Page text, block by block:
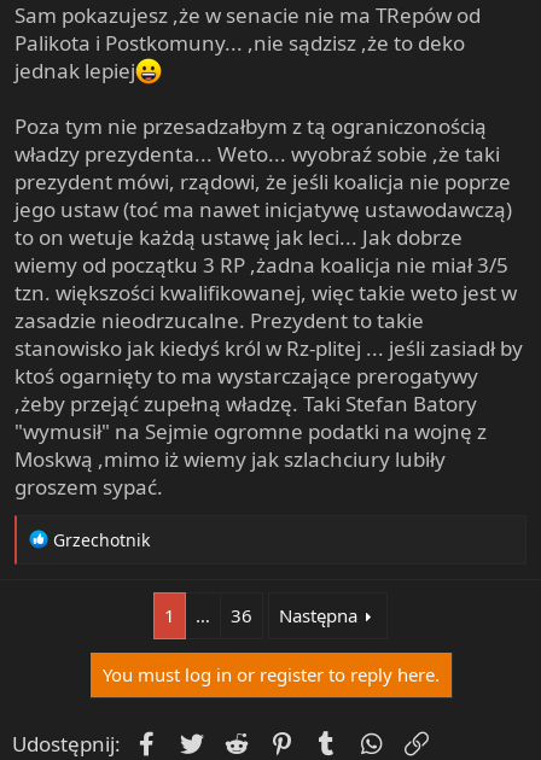
Sam pokazujesz ,że w senacie nie ma TRepów od
Palikota i Postkomuny... ,nie sądzisz ,że to deko
jednak lepiej
Poza tym nie przesadzałbym z tą ograniczonością
władzy prezydenta... Weto... wyobraź sobie ,że taki
prezydent mówi, rządowi, że jeśli koalicja nie poprze
jego ustaw (toć ma nawet inicjatywę ustawodawczą)
to on wetuje każdą ustawę jak leci... Jak dobrze
wiemy od początku 3 RP ,żadna koalicja nie miał 3/5
tzn. większości kwalifikowanej, więc takie weto jest w
zasadzie nieodrzucalne. Prezydent to takie
stanowisko jak kiedyś król w Rz-plitej ... jeśli zasiadł by
ktoś ogarnięty to ma wystarczające prerogatywy
,żeby przejąć zupełną władzę. Taki Stefan Batory
"wymusił" na Sejmie ogromne podatki na wojnę z
Moskwą ,mimo iż wiemy jak szlachciury lubiły
groszem sypać.
R
:
Grzechotnik
1 … 36 Następna
You must log in or register to reply here.
Udostępnij: Facebook
Twitter Reddit PinterestTumblrWhatsApp